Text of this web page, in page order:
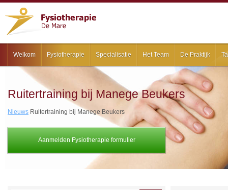
Welkom Fysiotherapie Specialisatie Het Team De Praktijk
Aanmelden Fysiotherapie formulier
Ruitertraining bij Manege Beukers
Nieuws Ruitertraining bij Manege Beukers